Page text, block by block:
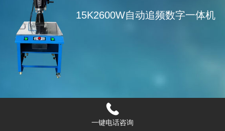
15K2600W自动追频数字一体机
一键电话咨询